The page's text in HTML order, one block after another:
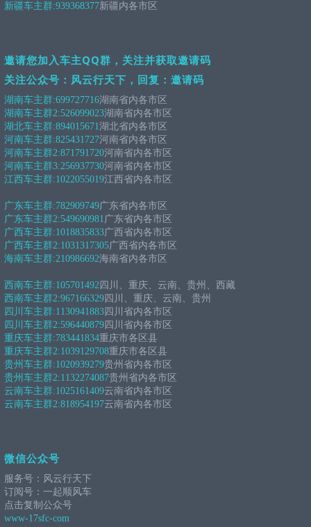
新疆车主群:939368377新疆内各市区
邀请您加入车主QQ群，关注并获取邀请码
关注公众号：风云行天下，回复：邀请码
湖南车主群:699727716湖南省内各市区
湖南车主群2:526099023湖南省内各市区
湖北车主群:894015671湖北省内各市区
河南车主群:825431727河南省内各市区
河南车主群2:871791720河南省内各市区
河南车主群3:256937730河南省内各市区
江西车主群:1022055019江西省内各市区
广东车主群:782909749广东省内各市区
广东车主群2:549690981广东省内各市区
广西车主群:1018835833广西省内各市区
广西车主群2:1031317305广西省内各市区
海南车主群:210986692海南省内各市区
西南车主群:105701492 四川、重庆、云南、贵州、西藏
西南车主群2:967166329 四川、重庆、云南、贵州
四川车主群:1130941883 四川省内各市区
四川车主群2:596440879 四川省内各市区
重庆车主群:783441834重庆市各区县
重庆车主群2:1039129708重庆市各区县
贵州车主群:1020939279贵州省内各市区
贵州车主群2:1132274087贵州省内各市区
云南车主群:1025161409云南省内各市区
云南车主群2:818954197云南省内各市区
微信公众号
服务号：风云行天下
订阅号：一起顺风车
点击复制公众号
www-17sfc-com